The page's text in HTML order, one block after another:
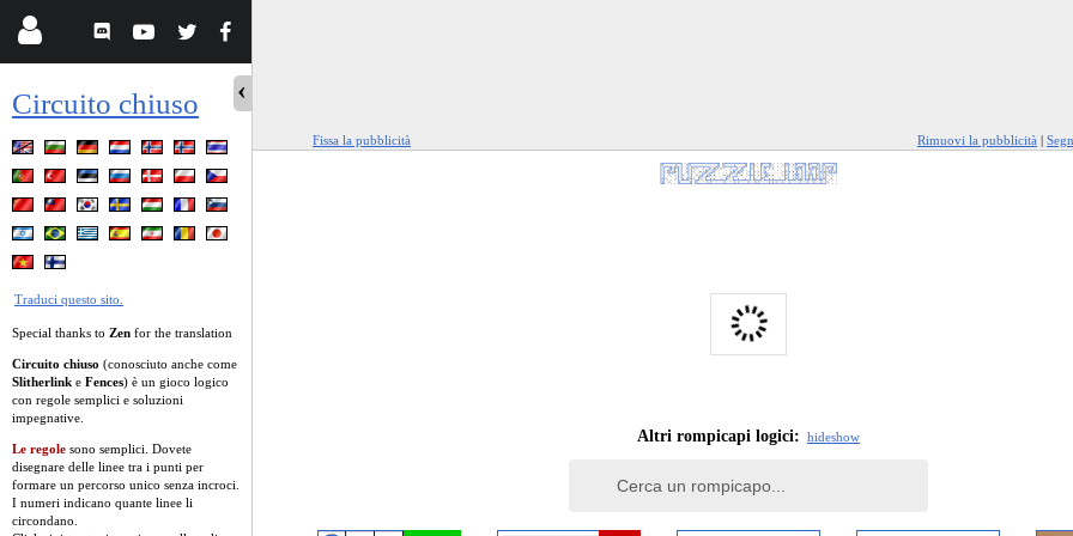
Circuito chiuso
Traduci questo sito.
Special thanks to Zen for the translation
Circuito chiuso (conosciuto anche come
Slitherlink e Fences) è un gioco logico
con regole semplici e soluzioni
impegnative.
Le regole sono semplici. Dovete
disegnare delle linee tra i punti per
formare un percorso unico senza incroci.
I numeri indicano quante linee li
circondano.
Fissa la pubblicità Rimuovi la pubblicità |
Altri rompicapi logici: hideshow